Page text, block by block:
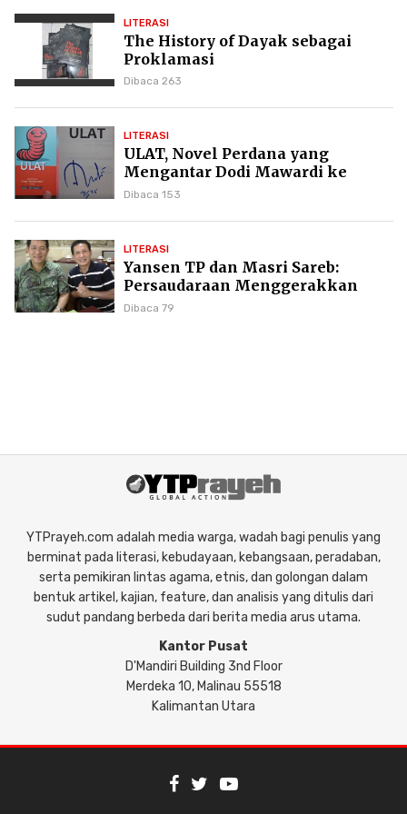
LITERASI
The History of Dayak sebagai
Proklamasi
Dibaca 263
LITERASI
ULAT, Novel Perdana yang
Mengantar Dodi Mawardi ke
Puncak Karier Kepenulisan
Dibaca 153
LITERASI
Yansen TP dan Masri Sareb:
Persaudaraan Menggerakkan
Literasi Borneo
Dibaca 79
YTPrayeh.com adalah media warga, wadah bagi penulis yang
berminat pada literasi, kebudayaan, kebangsaan, peradaban,
serta pemikiran lintas agama, etnis, dan golongan dalam
bentuk artikel, kajian, feature, dan analisis yang ditulis dari
sudut pandang berbeda dari berita media arus utama.
Kantor Pusat
D'Mandiri Building 3nd Floor
Merdeka 10, Malinau 55518
Kalimantan Utara